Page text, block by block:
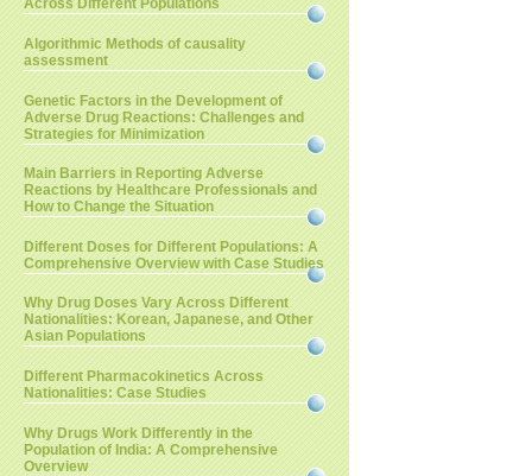
Across Different Populations
Algorithmic Methods of causality
assessment
Genetic Factors in the Development of
Adverse Drug Reactions: Challenges and
Strategies for Minimization
Main Barriers in Reporting Adverse
Reactions by Healthcare Professionals and
How to Change the Situation
Different Doses for Different Populations: A
Comprehensive Overview with Case Studies
Why Drug Doses Vary Across Different
Nationalities: Korean, Japanese, and Other
Asian Populations
Different Pharmacokinetics Across
Nationalities: Case Studies
Why Drugs Work Differently in the
Population of India: A Comprehensive
Overview